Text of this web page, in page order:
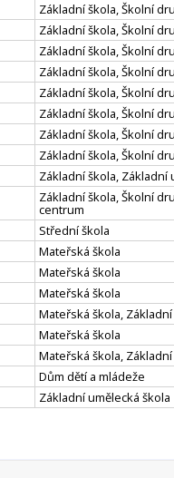
Základní škola, Školní
Základní škola, Školní
Základní škola, Školní
Základní škola, Školní
Základní škola, Školní
Základní škola, Školní
Základní škola, Školní
Základní škola, Školní
Základní škola, Základní
Základní škola, Školní
centrum
Střední škola
Mateřská škola
Mateřská škola
Mateřská škola
Mateřská škola,
Mateřská škola
Mateřská škola,
Dům dětí a mládeže
Základní umělecká škola